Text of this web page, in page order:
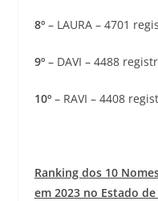
8º– LAURA – 4701
9º– DAVI – 4488
10º– RAVI – 4408
Ranking dos 10
em 2023 no Estado